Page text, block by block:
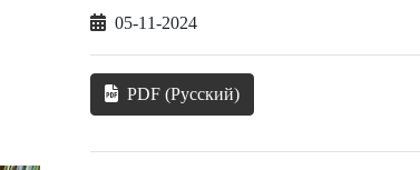
05-11-2024
PDF (Русский)